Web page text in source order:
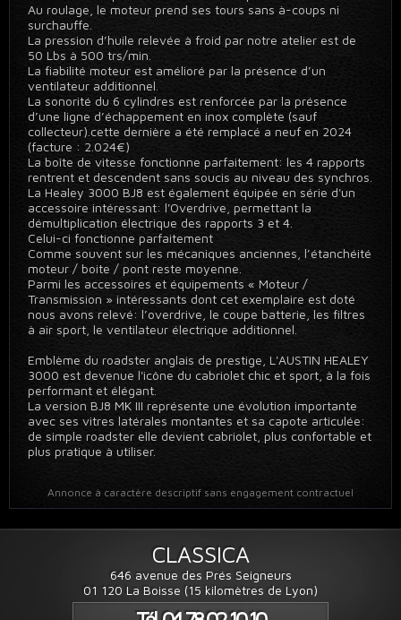
Au roulage, le moteur prend ses tours sans à-coups ni
surchauffe.
La pression d’huile relevée à froid par notre atelier est de
50 Lbs à 500 trs/min.
La fiabilité moteur est amélioré par la présence d’un
ventilateur additionnel.
La sonorité du 6 cylindres est renforcée par la présence
d’une ligne d’échappement en inox complète (sauf
collecteur).cette dernière a été remplacé a neuf en 2024
(facture : 2.024€)
La boîte de vitesse fonctionne parfaitement: les 4 rapports
rentrent et descendent sans soucis au niveau des synchros.
La Healey 3000 BJ8 est également équipée en série d'un
accessoire intéressant: l'Overdrive, permettant la
démultiplication électrique des rapports 3 et 4.
Celui-ci fonctionne parfaitement
Comme souvent sur les mécaniques anciennes, l’étanchéité
moteur / boite / pont reste moyenne.
Parmi les accessoires et équipements « Moteur /
Transmission » intéressants dont cet exemplaire est doté
nous avons relevé: l’overdrive, le coupe batterie, les filtres
à air sport, le ventilateur électrique additionnel.
Emblème du roadster anglais de prestige, L'AUSTIN HEALEY
3000 est devenue l'icône du cabriolet chic et sport, à la fois
performant et élégant.
La version BJ8 MK III représente une évolution importante
avec ses vitres latérales montantes et sa capote articulée:
de simple roadster elle devient cabriolet, plus confortable et
plus pratique à utiliser.
Annonce à caractère descriptif sans engagement contractuel
CLASSICA
646 avenue des Prés Seigneurs
01 120 La Boisse (15 kilomètres de Lyon)